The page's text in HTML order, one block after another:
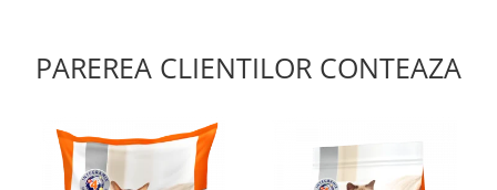
PAREREA CLIENTILOR CONTEAZA